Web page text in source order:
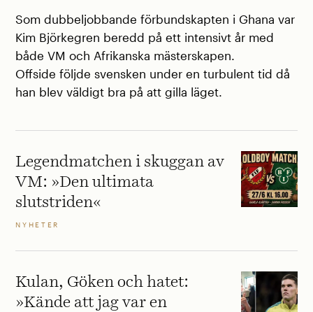
Som dubbeljobbande förbundskapten i Ghana var
Kim Björkegren beredd på ett intensivt år med
både VM och Afrikanska mästerskapen.
Offside följde svensken under en turbulent tid då
han blev väldigt bra på att gilla läget.
Legendmatchen i skuggan av
VM: »Den ultimata
slutstriden«
NYHETER
Kulan, Göken och hatet:
»Kände att jag var en